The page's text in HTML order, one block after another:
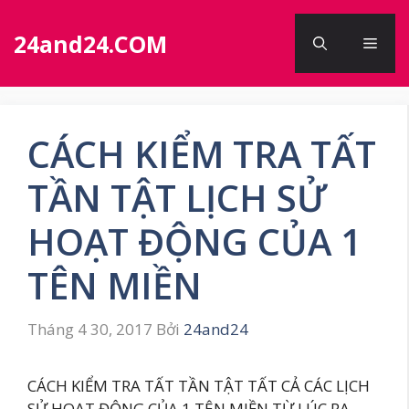
đến
nội24and24.COM
CÁCH KIỂM TRA TẤT
TẦN TẬT LỊCH SỬ
HOẠT ĐỘNG CỦA 1
TÊN MIỀN
Tháng 4 30, 2017 Bởi 24and24
CÁCH KIỂM TRA TẤT TẦN TẬT TẤT CẢ CÁC LỊCH